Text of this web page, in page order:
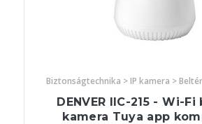
Biztonságtechnika > IP kamera >
DENVER IIC-215 - Wi-
kamera Tuya app